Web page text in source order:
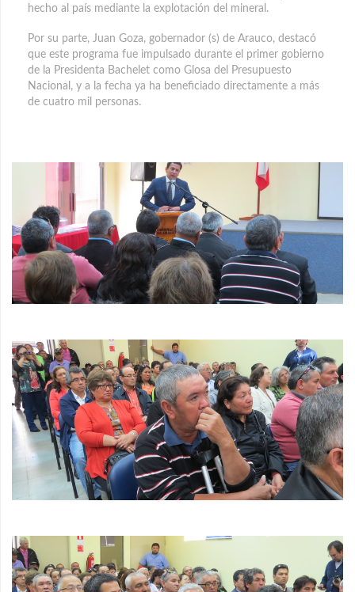
hecho al país mediante la explotación del mineral.
Por su parte, Juan Goza, gobernador (s) de Arauco, destacó
que este programa fue impulsado durante el primer gobierno
de la Presidenta Bachelet como Glosa del Presupuesto
Nacional, y a la fecha ya ha beneficiado directamente a más
de cuatro mil personas.